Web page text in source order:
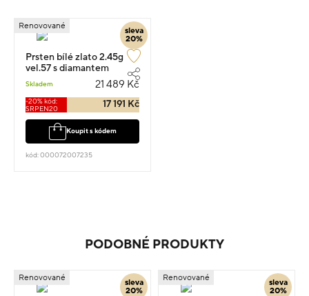
sleva
20%
Renovované
Prsten bílé zlato 2.45g
vel.57 s diamantem
Skladem 21 489 Kč
-20% kód:
SRPEN20
17 191 Kč
Koupit s kódem
kód: 000072007235
PODOBNÉ PRODUKTY
sleva
20%
Renovované
sleva
20%
Renovované